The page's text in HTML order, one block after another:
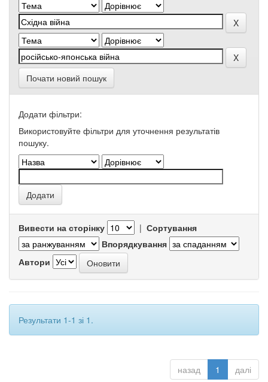
Почати новий пошук
Додати фільтри:
Використовуйте фільтри для уточнення результатів
пошуку.
Вивести на сторінку | Сортування
Впорядкування
Автори
Результати 1-1 зі 1.
назад 1 далі